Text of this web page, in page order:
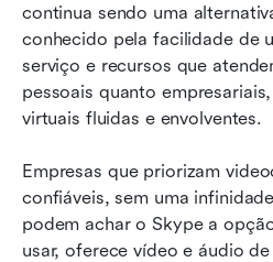
continua sendo uma
conhecido pela facilidade de
serviço e recursos que
pessoais quanto
virtuais fluidas e envolventes.
Empresas que priorizam
confiáveis, sem uma
podem achar o Skype a
usar, oferece vídeo e áudio